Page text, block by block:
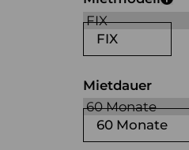
FIX
60 Monate
Mietdauer